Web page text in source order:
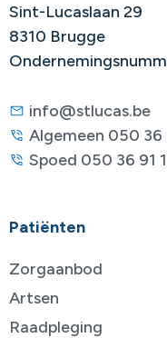
Sint-Lucaslaan 29
8310 Brugge
info@stlucas.be
Algemeen 050 36
Spoed 050 36 91
Patiënten
Zorgaanbod
Artsen
Raadpleging